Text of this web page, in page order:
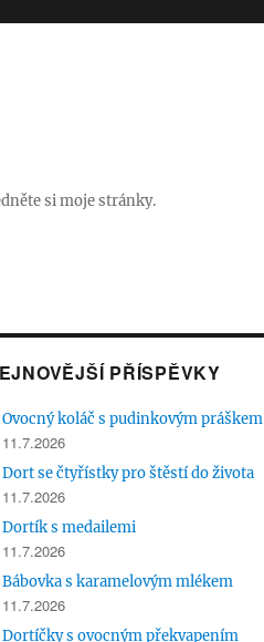
si moje stránky.
PŘÍSPĚVKY
Ovocný koláč s pudinkovým práškem
11.7.2026
Dort se čtyřístky pro štěstí do života
11.7.2026
Dortík s medailemi
11.7.2026
Bábovka s karamelovým mlékem
11.7.2026
Dortíčky s ovocným překvapením